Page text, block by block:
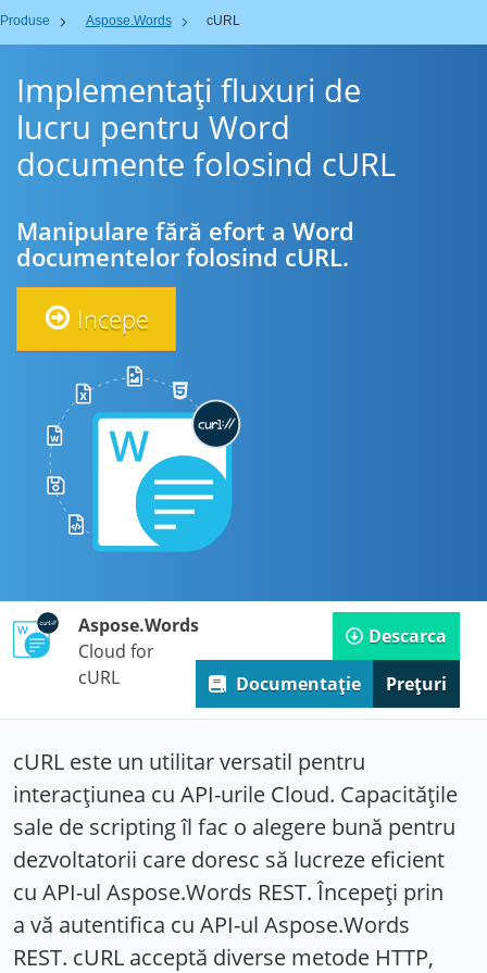
Produse Aspose.Words cURL
Implementați fluxuri de
lucru pentru Word
documente folosind cURL
Manipulare fără efort a Word
documentelor folosind cURL.
Incepe
Aspose.Words
Cloud for
cURL
Descarca
Documentație
Prețuri
cURL este un utilitar versatil pentru
interacțiunea cu API-urile Cloud. Capacitățile
sale de scripting îl fac o alegere bună pentru
dezvoltatorii care doresc să lucreze eficient
cu API-ul Aspose.Words REST. Începeți prin
a vă autentifica cu API-ul Aspose.Words
REST. cURL acceptă diverse metode HTTP,